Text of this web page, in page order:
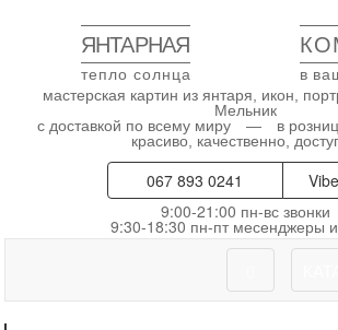
ЯНТАРНАЯ
тепло солнца в
мастерская картин из янтаря, икон,
Мельник
с доставкой по всему миру — в
красиво, качественно,
067 893 0241
9:00-21:00 пн-вс звонки
9:30-18:30 пн-пт месенджеры